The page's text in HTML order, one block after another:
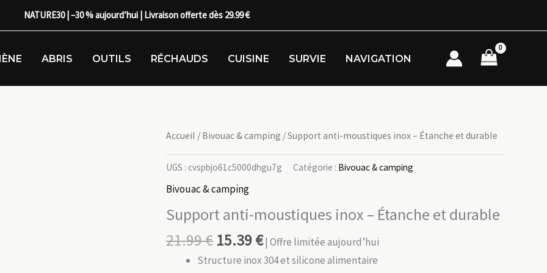
NATURE30 | –30 % aujourd’hui | Livraison offerte dès 29.99 €
ABRIS OUTILS RÉCHAUDS CUISINE SURVIE NAVIGATION
Accueil / Bivouac & camping / Support anti-moustiques inox – Étanche et durable
UGS : cvspbjo61c5000dhgu7g Catégorie : Bivouac & camping
Bivouac & camping
Support anti-moustiques inox – Étanche et durable
21.99€ 15.39€| Offre limitée aujourd’hui
Structure inox 304 et silicone alimentaire